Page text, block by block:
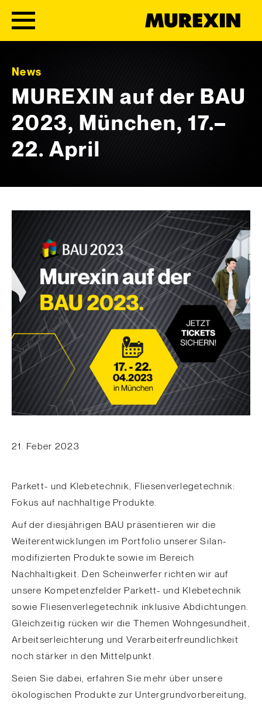
News
MUREXIN auf der BAU
2023, München, 17.–
22. April
21. Feber 2023
Parkett- und Klebetechnik, Fliesenverlegetechnik:
Fokus auf nachhaltige Produkte.
Auf der diesjährigen BAU präsentieren wir die
Weiterentwicklungen im Portfolio unserer Silan-
modifizierten Produkte sowie im Bereich
Nachhaltigkeit. Den Scheinwerfer richten wir auf
unsere Kompetenzfelder Parkett- und Klebetechnik
sowie Fliesenverlegetechnik inklusive Abdichtungen.
Gleichzeitig rücken wir die Themen Wohngesundheit,
Arbeitserleichterung und Verarbeiterfreundlichkeit
noch stärker in den Mittelpunkt.
Seien Sie dabei, erfahren Sie mehr über unsere
ökologischen Produkte zur Untergrundvorbereitung,